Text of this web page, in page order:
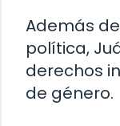
Además
política,
derechos
de género.